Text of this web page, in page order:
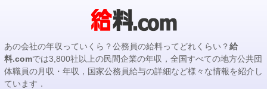
あの会社の年収っていくら？公務員の給料ってどれくらい？給
料.comでは3,800社以上の民間企業の年収，全国すべての地方公共団
体職員の月収・年収，国家公務員給与の詳細など様々な情報を紹介し
ています．